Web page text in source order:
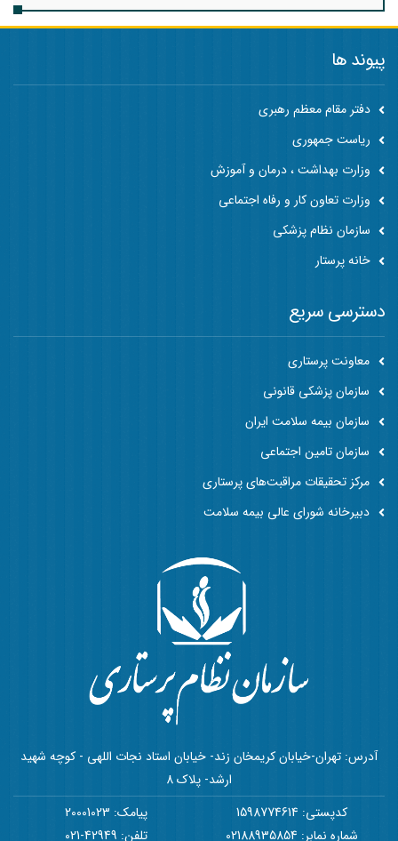
پیوند ها
دفتر مقام معظم رهبری
ریاست جمهوری
وزارت بهداشت ، درمان و آموزش
وزارت تعاون کار و رفاه اجتماعی
سازمان نظام پزشکی
خانه پرستار
آدرس: تهران-خیابان کریمخان زند- خیابان استاد نجات اللهی - کوچه شهید
ارشد- پلاک 8
کدپستی: 1598774614
پیامک: 20001023
شماره نمابر: 02188935854
تلفن: 42949-021
دسترسی سریع
معاونت پرستاری
سازمان پزشکی قانونی
سازمان بیمه سلامت ایران
سازمان تامین اجتماعی
مرکز تحقیقات مراقبت‌های پرستاری
دبیرخانه شورای عالی بیمه سلامت